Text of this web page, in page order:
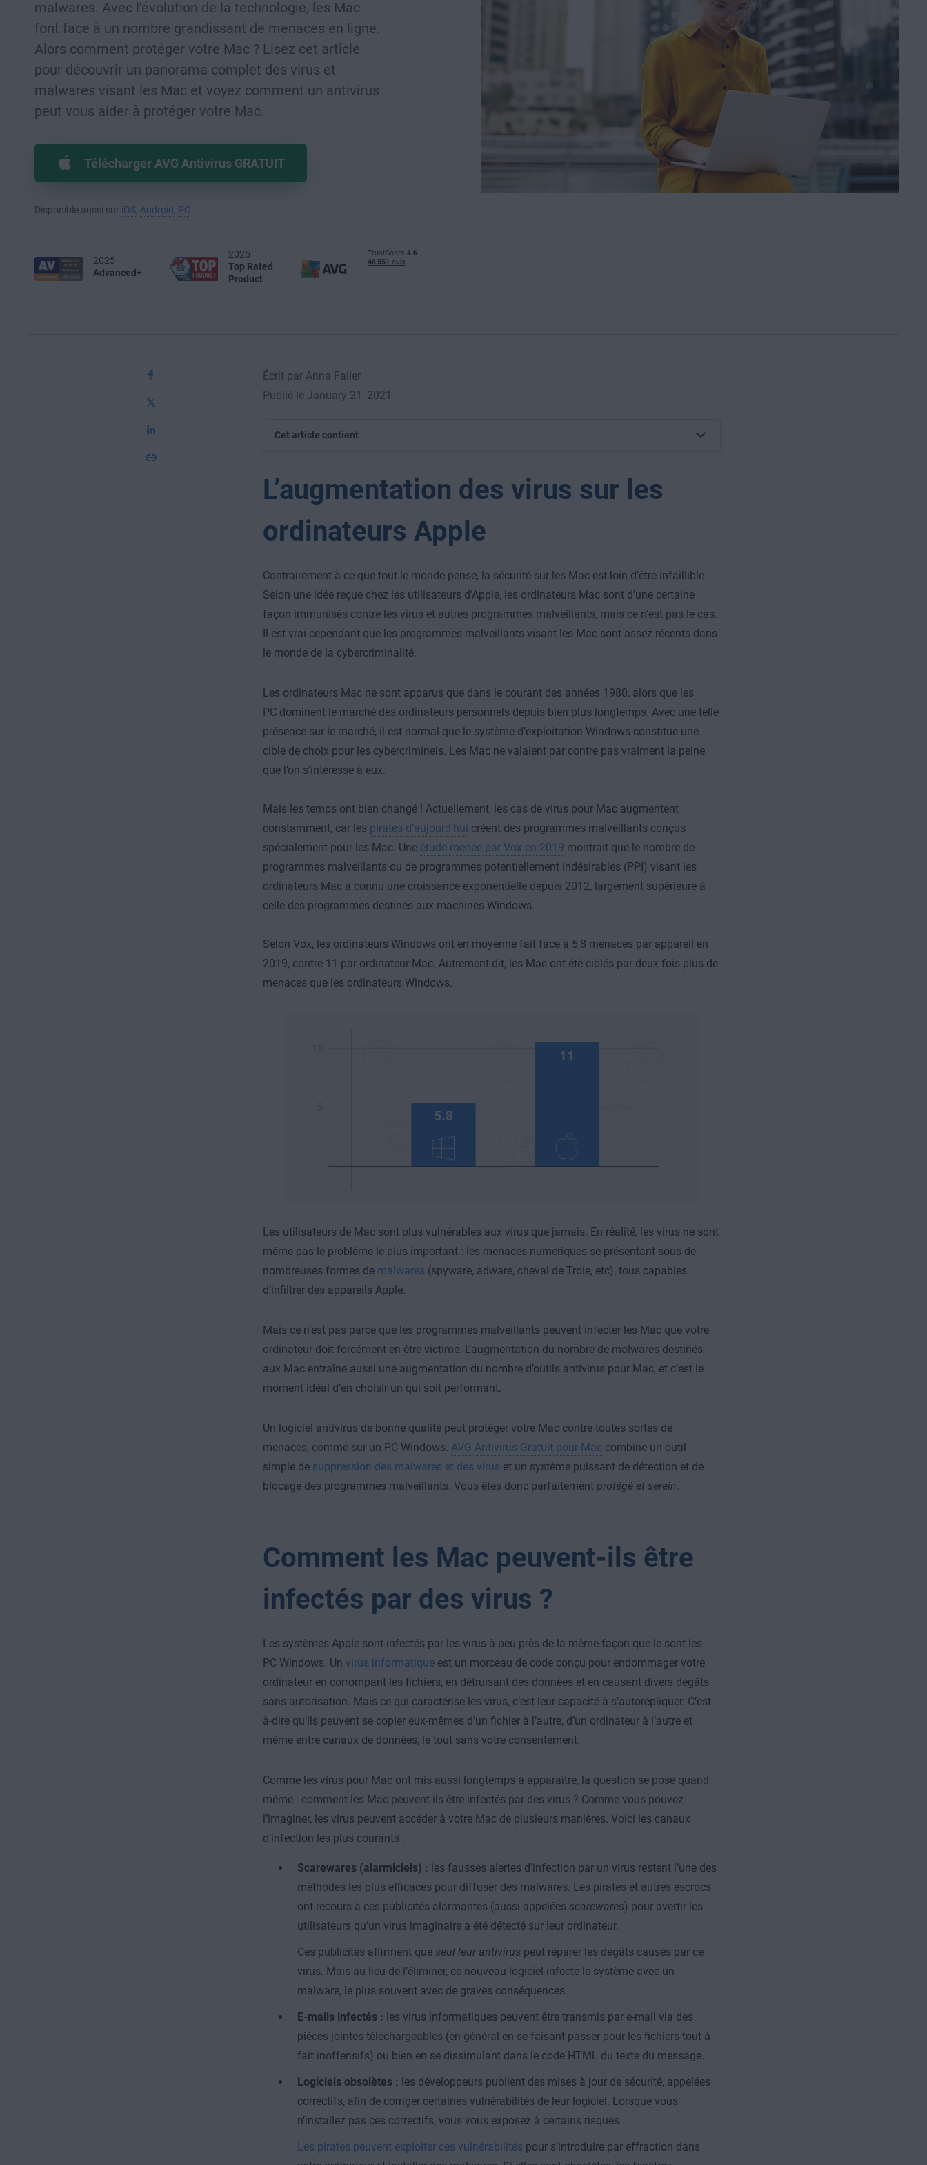
malwares. Avec l’évolution de la technologie, les Mac
font face à un nombre grandissant de menaces en ligne.
Alors comment protéger votre Mac ? Lisez cet article
pour découvrir un panorama complet des virus et
malwares visant les Mac et voyez comment un antivirus
peut vous aider à protéger votre Mac.
Télécharger AVG Antivirus GRATUIT
Disponible aussi sur iOS Android PC
2025
Advanced+
2025
Top Rated
Product
Écrit par Anna Faller
Publié le January 21, 2021
Cet article contient
L’augmentation des virus sur les
ordinateurs Apple
Contrairement à ce que tout le monde pense, la sécurité sur les Mac est loin d’être infaillible.
Selon une idée reçue chez les utilisateurs d’Apple, les ordinateurs Mac sont d’une certaine
façon immunisés contre les virus et autres programmes malveillants, mais ce n’est pas le cas.
Il est vrai cependant que les programmes malveillants visant les Mac sont assez récents dans
le monde de la cybercriminalité.
Les ordinateurs Mac ne sont apparus que dans le courant des années 1980, alors que les
PC dominent le marché des ordinateurs personnels depuis bien plus longtemps. Avec une telle
présence sur le marché, il est normal que le système d’exploitation Windows constitue une
cible de choix pour les cybercriminels. Les Mac ne valaient par contre pas vraiment la peine
que l’on s’intéresse à eux.
Mais les temps ont bien changé ! Actuellement, les cas de virus pour Mac augmentent
constamment, car les pirates d’aujourd’hui créent des programmes malveillants conçus
spécialement pour les Mac. Une étude menée par Vox en 2019 montrait que le nombre de
programmes malveillants ou de programmes potentiellement indésirables (PPI) visant les
ordinateurs Mac a connu une croissance exponentielle depuis 2012, largement supérieure à
celle des programmes destinés aux machines Windows.
Selon Vox, les ordinateurs Windows ont en moyenne fait face à 5,8 menaces par appareil en
2019, contre 11 par ordinateur Mac. Autrement dit, les Mac ont été ciblés par deux fois plus de
menaces que les ordinateurs Windows.
Les utilisateurs de Mac sont plus vulnérables aux virus que jamais. En réalité, les virus ne sont
même pas le problème le plus important : les menaces numériques se présentant sous de
nombreuses formes de malwares (spyware, adware, cheval de Troie, etc), tous capables
d’infiltrer des appareils Apple.
Mais ce n’est pas parce que les programmes malveillants peuvent infecter les Mac que votre
ordinateur doit forcément en être victime. L’augmentation du nombre de malwares destinés
aux Mac entraîne aussi une augmentation du nombre d’outils antivirus pour Mac, et c’est le
moment idéal d’en choisir un qui soit performant.
Un logiciel antivirus de bonne qualité peut protéger votre Mac contre toutes sortes de
menaces, comme sur un PC Windows. AVG Antivirus Gratuit pour Maccombine un outil
simple de suppression des malwares et des virus et un système puissant de détection et de
blocage des programmes malveillants. Vous êtes donc parfaitement protégé et serein
Comment les Mac peuvent-ils être
infectés par des virus ?
Les systèmes Apple sont infectés par les virus à peu près de la même façon que le sont les
PC Windows. Un virus informatiqueest un morceau de code conçu pour endommager votre
ordinateur en corrompant les fichiers, en détruisant des données et en causant divers dégâts
sans autorisation. Mais ce qui caractérise les virus, c’est leur capacité à s’autorépliquer. C’est-
à-dire qu’ils peuvent se copier eux-mêmes d’un fichier à l’autre, d’un ordinateur à l’autre et
même entre canaux de données, le tout sans votre consentement.
Comme les virus pour Mac ont mis aussi longtemps à apparaître, la question se pose quand
même : comment les Mac peuvent-ils être infectés par des virus ? Comme vous pouvez
l’imaginer, les virus peuvent accéder à votre Mac de plusieurs manières. Voici les canaux
d’infection les plus courants :
Scarewares (alarmiciels) : les fausses alertes d’infection par un virus restent l’une des
méthodes les plus efficaces pour diffuser des malwares. Les pirates et autres escrocs
ont recours à ces publicités alarmantes (aussi appelées scarewares) pour avertir les
utilisateurs qu’un virus imaginaire a été détecté sur leur ordinateur.
Ces publicités affirment que seul leur antivirus peut réparer les dégâts causés par ce
virus. Mais au lieu de l’éliminer, ce nouveau logiciel infecte le système avec un
malware, le plus souvent avec de graves conséquences.
E-mails infectés : les virus informatiques peuvent être transmis par e-mail via des
pièces jointes téléchargeables (en général en se faisant passer pour les fichiers tout à
fait inoffensifs) ou bien en se dissimulant dans le code HTML du texte du message.
Logiciels obsolètes : les développeurs publient des mises à jour de sécurité, appelées
correctifs, afin de corriger certaines vulnérabilités de leur logiciel. Lorsque vous
n’installez pas ces correctifs, vous vous exposez à certains risques.
Les pirates peuvent exploiter ces vulnérabilités pour s’introduire par effraction dans